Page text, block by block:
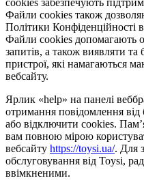
Файли cookies також
Політики Конфіденційності
Файли cookies допомагають
запитів, а також виявляти та
пристрої, які намагаються
вебсайту.
Ярлик «help» на панелі
отримання повідомлення від
або відключити cookies.
вам повною мірою
вебсайту https://toysi.ua/. Для
обслуговування від Toysi,
ввімкненими.